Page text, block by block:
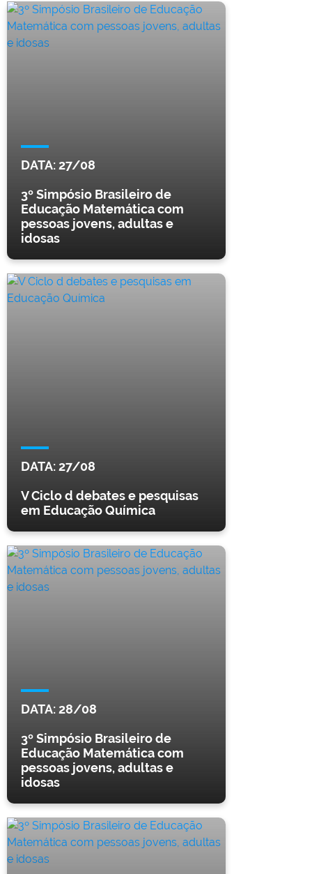
DATA:27/08
3º Simpósio Brasileiro de
Educação Matemática com
pessoas jovens, adultas e
idosas
DATA:27/08
V Ciclo d debates e pesquisas
em Educação Química
DATA:28/08
3º Simpósio Brasileiro de
Educação Matemática com
pessoas jovens, adultas e
idosas